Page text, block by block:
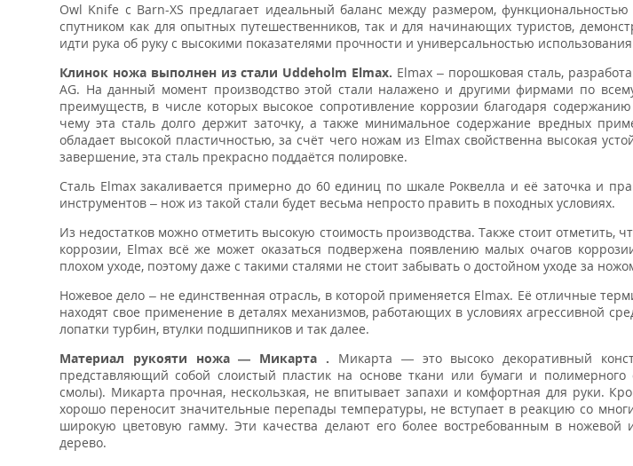
Owl Knife с Barn-XS предлагает идеальный баланс между размером,
спутником как для опытных путешественников, так и для начинающих туристов,
идти рука об руку с высокими показателями прочности и универсальностью
Клинок ножа выполнен из стали Uddeholm Elmax. Elmax – порошковая сталь,
AG. На данный момент производство этой стали налажено и другими фирмами по
преимуществ, в числе которых высокое сопротивление коррозии благодаря
чему эта сталь долго держит заточку, а также минимальное содержание вредных
обладает высокой пластичностью, за счёт чего ножам из Elmax свойственна высокая
завершение, эта сталь прекрасно поддаётся полировке.
Сталь Elmax закаливается примерно до 60 единиц по шкале Роквелла и её заточка и
инструментов – нож из такой стали будет весьма непросто править в походных условиях.
Из недостатков можно отметить высокую стоимость производства. Также стоит отметить,
коррозии, Elmax всё же может оказаться подвержена появлению малых очагов
плохом уходе, поэтому даже с такими сталями не стоит забывать о достойном уходе за
Ножевое дело – не единственная отрасль, в которой применяется Elmax. Её отличные
находят свое применение в деталях механизмов, работающих в условиях агрессивной
лопатки турбин, втулки подшипников и так далее.
Материал рукояти ножа — Микарта . Микарта — это высоко декоративный
представляющий собой слоистый пластик на основе ткани или бумаги и полимерного
смолы). Микарта прочная, нескользкая, не впитывает запахи и комфортная для руки.
хорошо переносит значительные перепады температуры, не вступает в реакцию со
широкую цветовую гамму. Эти качества делают его более востребованным в
дерево.